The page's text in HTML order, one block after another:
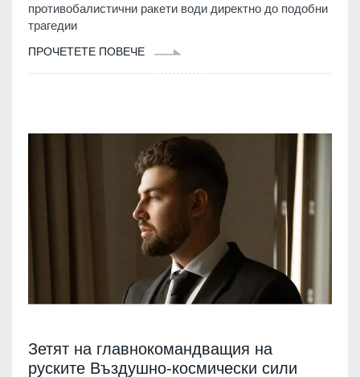
противобалистични ракети води директно до подобни
трагедии
ПРОЧЕТЕТЕ ПОВЕЧЕ
Зетят на главнокомандващия на
руските Въздушно-космически сили